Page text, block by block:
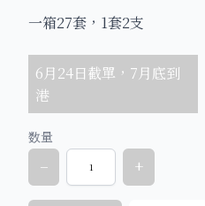
一箱27套，1套2支
6月24日截單，7月底到
港
数量
− +